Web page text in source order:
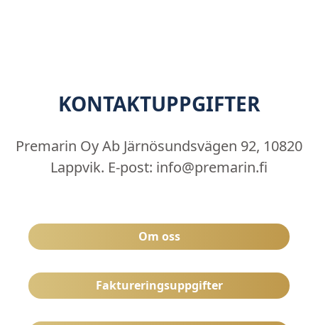
KONTAKTUPPGIFTER
Premarin Oy Ab Järnösundsvägen 92, 10820
Lappvik. E-post: info@premarin.fi
Om oss
Faktureringsuppgifter